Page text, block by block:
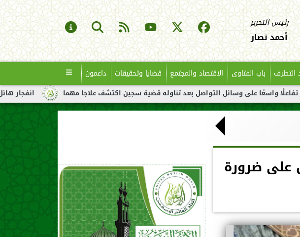
رئيس التحرير
أحمد نصار
التطرف باب الفتاوى الاقتصاد والمجتمع قضايا وتحقيقات داعمون
انفجار هائل لناقلة نفط وسائل التواصل بعد تناوله قضية سجين اكتشف علاجا مهما
على ضرورة